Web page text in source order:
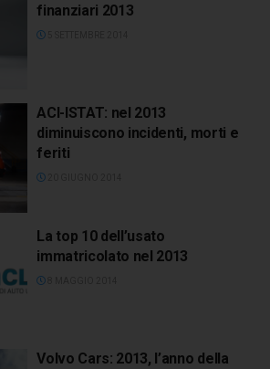
finanziari 2013
ACI-ISTAT: nel 2013
diminuiscono incidenti, morti e
feriti
La top 10 dell’usato
immatricolato nel 2013
Volvo Cars: 2013, l’anno della